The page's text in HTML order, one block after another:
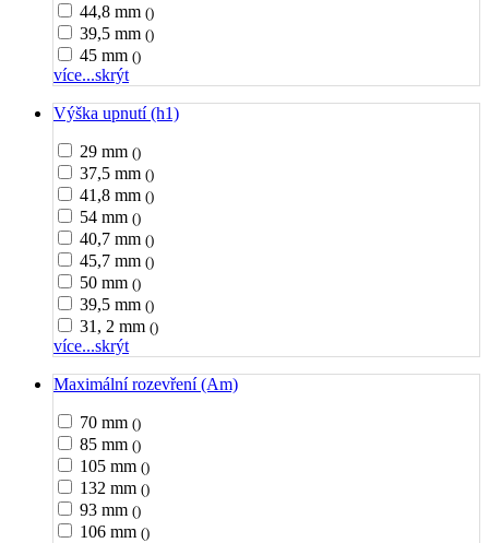
44,8 mm ()
39,5 mm ()
45 mm ()
více...skrýt
Výška upnutí (h1)
29 mm ()
37,5 mm ()
41,8 mm ()
54 mm ()
40,7 mm ()
45,7 mm ()
50 mm ()
39,5 mm ()
31, 2 mm ()
více...skrýt
Maximální rozevření (Am)
70 mm ()
85 mm ()
105 mm ()
132 mm ()
93 mm ()
106 mm ()